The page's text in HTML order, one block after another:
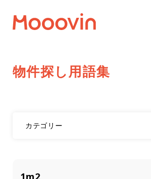
物件探し用語集
カテゴリー
1m2